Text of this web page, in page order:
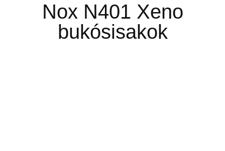
Nox N401 Xeno
bukósisakok